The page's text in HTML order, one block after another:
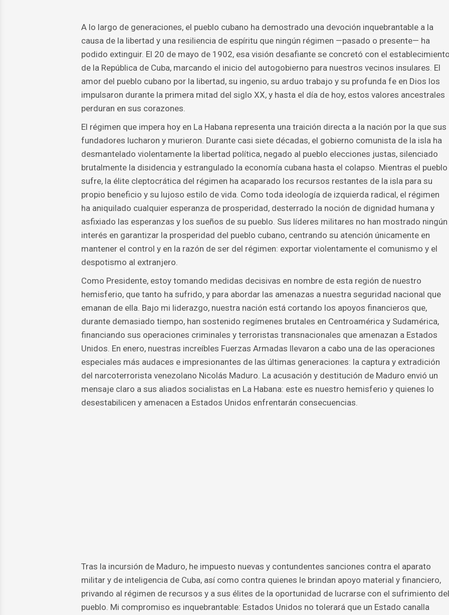
A lo largo de generaciones, el pueblo cubano ha demostrado una devoción inquebrantable a la
causa de la libertad y una resiliencia de espíritu que ningún régimen —pasado o presente— ha
podido extinguir. El 20 de mayo de 1902, esa visión desafiante se concretó con el
de la República de Cuba, marcando el inicio del autogobierno para nuestros vecinos insulares. El
amor del pueblo cubano por la libertad, su ingenio, su arduo trabajo y su profunda fe en Dios los
impulsaron durante la primera mitad del siglo XX, y hasta el día de hoy, estos valores ancestrales
perduran en sus corazones.
El régimen que impera hoy en La Habana representa una traición directa a la nación por la que sus
fundadores lucharon y murieron. Durante casi siete décadas, el gobierno comunista de la isla ha
desmantelado violentamente la libertad política, negado al pueblo elecciones justas, silenciado
brutalmente la disidencia y estrangulado la economía cubana hasta el colapso. Mientras el pueblo
sufre, la élite cleptocrática del régimen ha acaparado los recursos restantes de la isla para su
propio beneficio y su lujoso estilo de vida. Como toda ideología de izquierda radical, el régimen
ha aniquilado cualquier esperanza de prosperidad, desterrado la noción de dignidad humana y
asfixiado las esperanzas y los sueños de su pueblo. Sus líderes militares no han mostrado ningún
interés en garantizar la prosperidad del pueblo cubano, centrando su atención únicamente en
mantener el control y en la razón de ser del régimen: exportar violentamente el comunismo y el
despotismo al extranjero.
Como Presidente, estoy tomando medidas decisivas en nombre de esta región de nuestro
hemisferio, que tanto ha sufrido, y para abordar las amenazas a nuestra seguridad nacional que
emanan de ella. Bajo mi liderazgo, nuestra nación está cortando los apoyos financieros que,
durante demasiado tiempo, han sostenido regímenes brutales en Centroamérica y Sudamérica,
financiando sus operaciones criminales y terroristas transnacionales que amenazan a Estados
Unidos. En enero, nuestras increíbles Fuerzas Armadas llevaron a cabo una de las operaciones
especiales más audaces e impresionantes de las últimas generaciones: la captura y extradición
del narcoterrorista venezolano Nicolás Maduro. La acusación y destitución de Maduro envió un
mensaje claro a sus aliados socialistas en La Habana: este es nuestro hemisferio y quienes lo
desestabilicen y amenacen a Estados Unidos enfrentarán consecuencias.
Tras la incursión de Maduro, he impuesto nuevas y contundentes sanciones contra el aparato
militar y de inteligencia de Cuba, así como contra quienes le brindan apoyo material y financiero,
privando al régimen de recursos y a sus élites de la oportunidad de lucrarse con el sufrimiento del
pueblo. Mi compromiso es inquebrantable: Estados Unidos no tolerará que un Estado canalla